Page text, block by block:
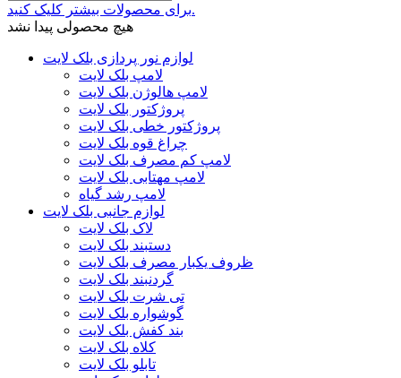
برای محصولات بیشتر کلیک کنید.
هیچ محصولی پیدا نشد
لوازم نور پردازی بلک لایت
لامپ بلک لایت
لامپ هالوژن بلک لایت
پروژکتور بلک لایت
پروژکتور خطی بلک لایت
چراغ قوه بلک لایت
لامپ کم مصرف بلک لایت
لامپ مهتابی بلک لایت
لامپ رشد گیاه
لوازم جانبی بلک لایت
لاک بلک لایت
دستبند بلک لایت
ظروف یکبار مصرف بلک لایت
گردنبند بلک لایت
تی شرت بلک لایت
گوشواره بلک لایت
بند کفش بلک لایت
کلاه بلک لایت
تابلو بلک لایت